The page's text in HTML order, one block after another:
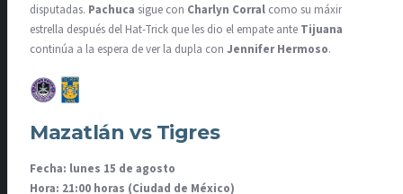
disputadas. Pachuca sigue con Charlyn Corral como su máxima
estrella después del Hat-Trick que les dio el empate ante Tijuana
continúa a la espera de ver la dupla con Jennifer Hermoso.
Mazatlán vs Tigres
Fecha: lunes 15 de agosto
Hora: 21:00 horas (Ciudad de México)